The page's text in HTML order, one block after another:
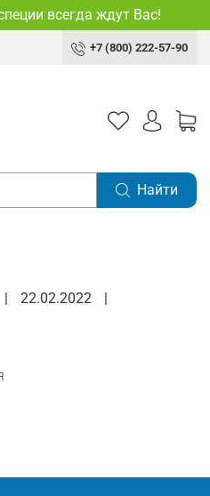
всегда ждут Вас!
+7 (800) 222-57-90
Найти
| 22.02.2022
|